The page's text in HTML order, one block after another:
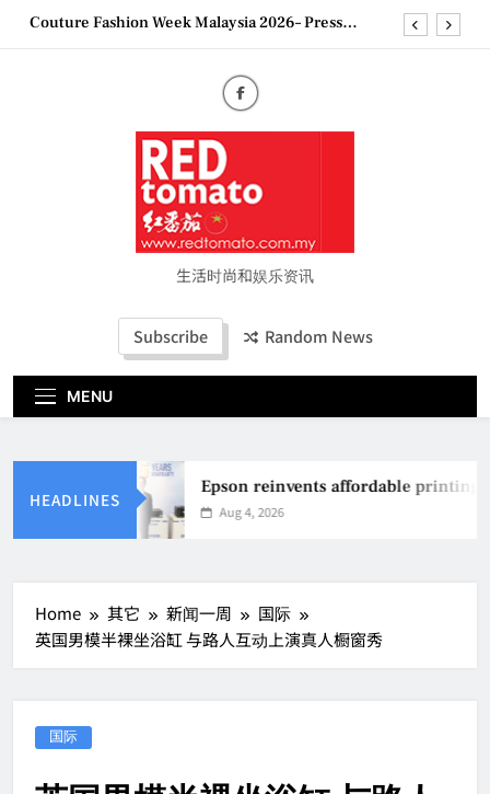
SkipCouture Fashion Week Malaysia 2026– Press
妈妈提供分享剖腹产复原历程的空间
2026 全国房地产大奖创历史纪录 见证马来西亚房
地产经纪行业蓬勃发展
Epson reinvents affordable printing with next-
generation EcoTank Series
Couture Fashion Week Malaysia 2026– Press
“See Her Heal – 1,000 Untold Stories” 为马来西亚
妈妈提供分享剖腹产复原历程的空间
地产经纪行业蓬勃发展
生活时尚和娱乐资讯
Subscribe Random News
MENU
HEADLINES
Epson reinvents affordable printing
Aug 4, 2026
Home 其它 新闻一周
国际
英国男模半裸坐浴缸 与路人互动上演真人橱窗秀
国际